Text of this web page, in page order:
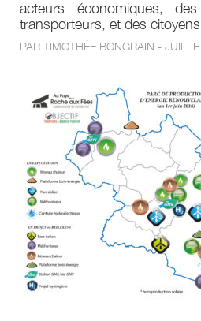
acteurs économiques,
transporteurs, et des
PAR TIMOTHÉE BONGRAIN -